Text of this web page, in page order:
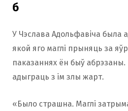
б
У Чэслава Адольфавіча была
якой яго маглі прыняць за
паказаннях ён быў
адыграць з ім злы жарт.
«Было страшна. Маглі